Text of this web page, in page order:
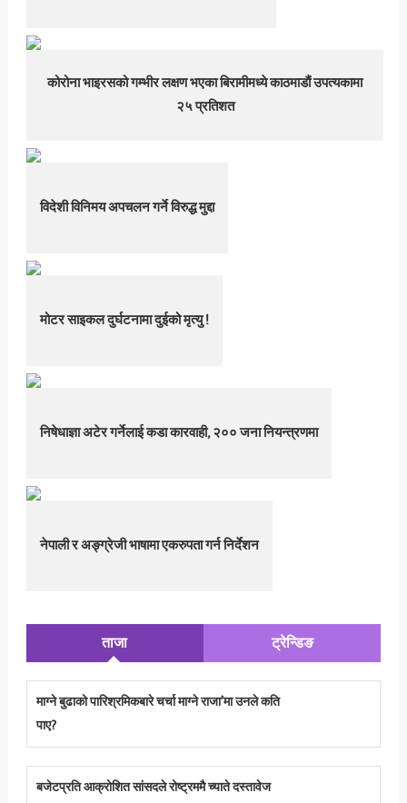
कोरोना भाइरसको गम्भीर लक्षण भएका बिरामीमध्ये काठमाडौं उपत्यकामा
२५ प्रतिशत
विदेशी विनिमय अपचलन गर्ने विरुद्ध मुद्दा
मोटर साइकल दुर्घटनामा दुईको मृत्यु !
निषेधाज्ञा अटेर गर्नेलाई कडा कारवाही, २०० जना नियन्त्रणमा
नेपाली र अङ्ग्रेजी भाषामा एकरुपता गर्न निर्देशन
ताजा ट्रेन्डिङ
माग्ने बुढाको पारिश्रमिकबारे चर्चा माग्ने राजा’मा उनले कति
पाए?
बजेटप्रति आक्रोशित सांसदले रोष्ट्रममै च्याते दस्तावेज